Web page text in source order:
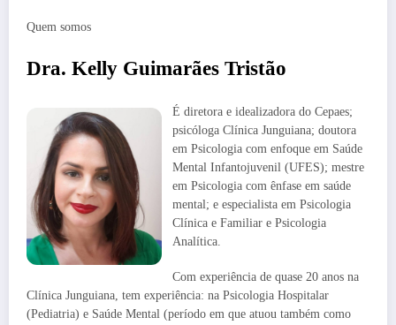
Quem somos
Dra. Kelly Guimarães Tristão
É diretora e idealizadora do Cepaes;
psicóloga Clínica Junguiana; doutora
em Psicologia com enfoque em Saúde
Mental Infantojuvenil (UFES); mestre
em Psicologia com ênfase em saúde
mental; e especialista em Psicologia
Clínica e Familiar e Psicologia
Analítica.
Com experiência de quase 20 anos na
Clínica Junguiana, tem experiência: na Psicologia Hospitalar
(Pediatria) e Saúde Mental (período em que atuou também como